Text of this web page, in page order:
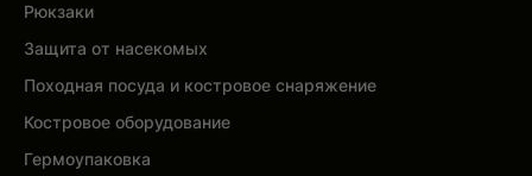
Рюкзаки
Защита от насекомых
Походная посуда и костровое снаряжение
Костровое оборудование
Гермоупаковка